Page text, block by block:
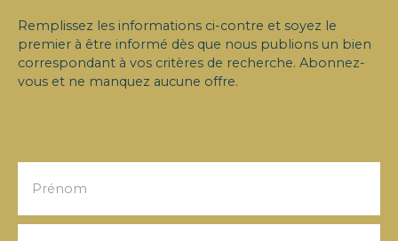
Remplissez les informations ci-contre et soyez le
premier à être informé dès que nous publions un bien
correspondant à vos critères de recherche. Abonnez-
vous et ne manquez aucune offre.
Prénom